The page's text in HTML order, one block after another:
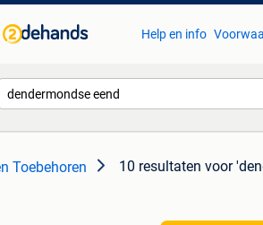
Help en info
Toebehoren 10 resultaten voor